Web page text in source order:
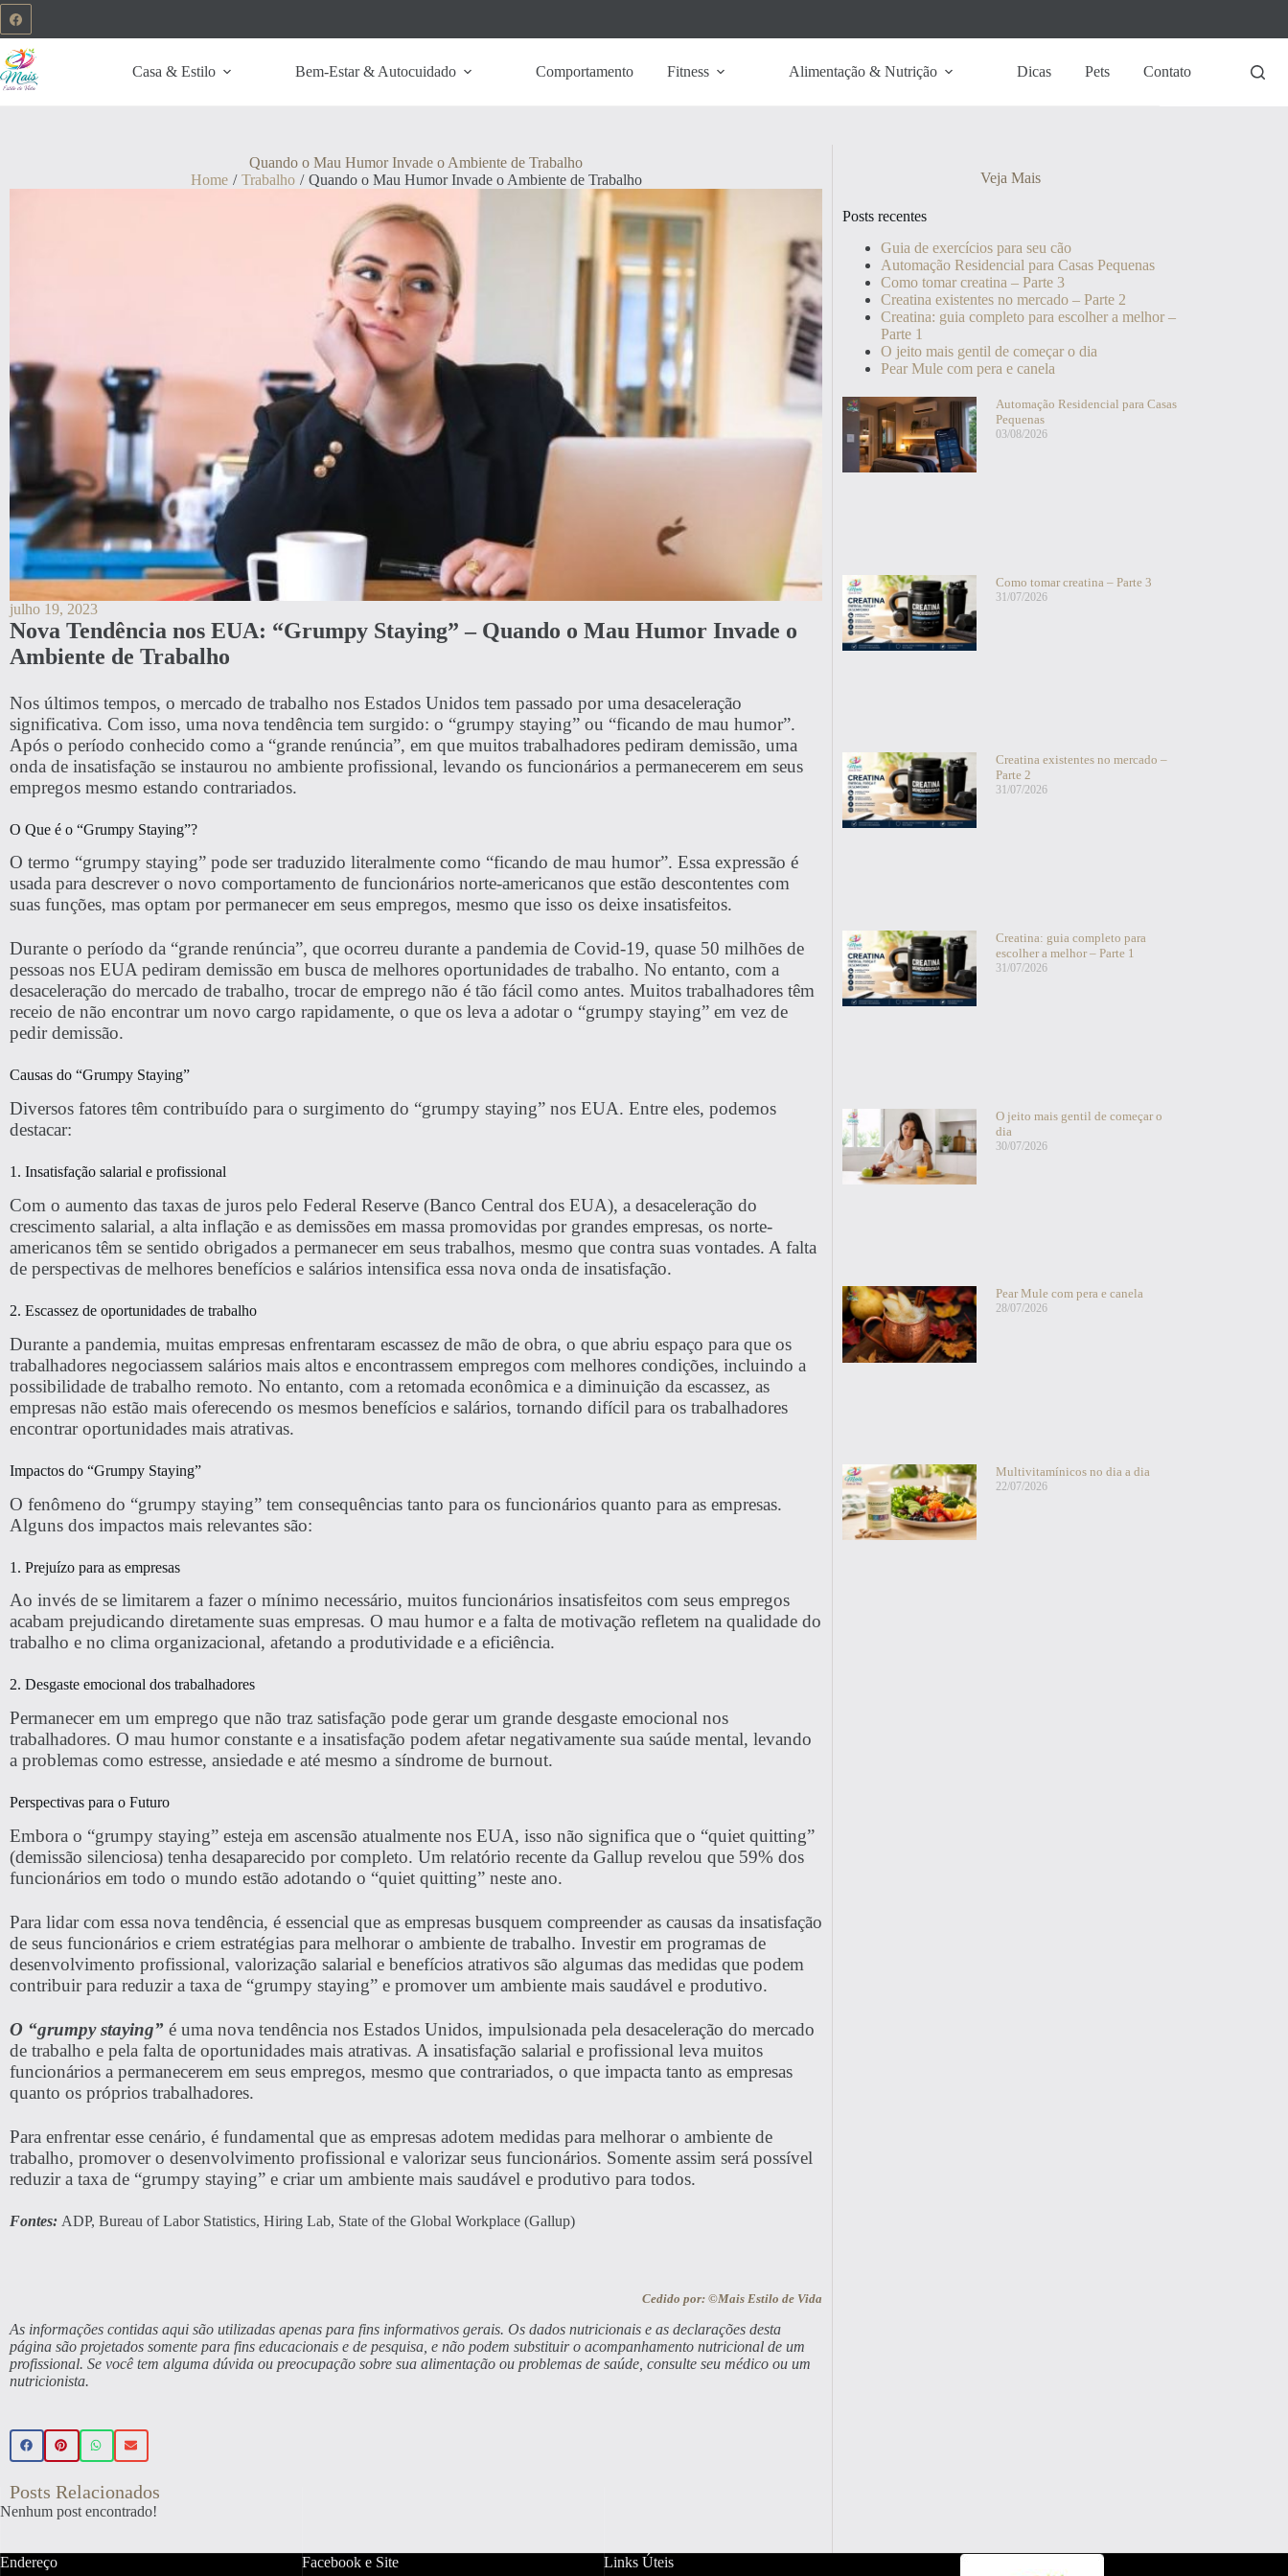
Casa & Estilo Bem-Estar & Autocuidado Comportamento Fitness Alimentação & Nutrição Dicas Pets Contato
Quando o Mau Humor Invade o Ambiente de Trabalho
Home / Trabalho / Quando o Mau Humor Invade o Ambiente de Trabalho
julho 19, 2023
Nova Tendência nos EUA: “Grumpy Staying” – Quando o Mau Humor Invade o
Ambiente de Trabalho
Nos últimos tempos, o mercado de trabalho nos Estados Unidos tem passado por uma desaceleração
significativa. Com isso, uma nova tendência tem surgido: o “grumpy staying” ou “ficando de mau humor”.
Após o período conhecido como a “grande renúncia”, em que muitos trabalhadores pediram demissão, uma
onda de insatisfação se instaurou no ambiente profissional, levando os funcionários a permanecerem em seus
empregos mesmo estando contrariados.
O Que é o “Grumpy Staying”?
O termo “grumpy staying” pode ser traduzido literalmente como “ficando de mau humor”. Essa expressão é
usada para descrever o novo comportamento de funcionários norte-americanos que estão descontentes com
suas funções, mas optam por permanecer em seus empregos, mesmo que isso os deixe insatisfeitos.
Durante o período da “grande renúncia”, que ocorreu durante a pandemia de Covid-19, quase 50 milhões de
pessoas nos EUA pediram demissão em busca de melhores oportunidades de trabalho. No entanto, com a
desaceleração do mercado de trabalho, trocar de emprego não é tão fácil como antes. Muitos trabalhadores têm
receio de não encontrar um novo cargo rapidamente, o que os leva a adotar o “grumpy staying” em vez de
pedir demissão.
Causas do “Grumpy Staying”
Diversos fatores têm contribuído para o surgimento do “grumpy staying” nos EUA. Entre eles, podemos
destacar:
1. Insatisfação salarial e profissional
Com o aumento das taxas de juros pelo Federal Reserve (Banco Central dos EUA), a desaceleração do
crescimento salarial, a alta inflação e as demissões em massa promovidas por grandes empresas, os norte-
americanos têm se sentido obrigados a permanecer em seus trabalhos, mesmo que contra suas vontades. A falta
de perspectivas de melhores benefícios e salários intensifica essa nova onda de insatisfação.
2. Escassez de oportunidades de trabalho
Durante a pandemia, muitas empresas enfrentaram escassez de mão de obra, o que abriu espaço para que os
trabalhadores negociassem salários mais altos e encontrassem empregos com melhores condições, incluindo a
possibilidade de trabalho remoto. No entanto, com a retomada econômica e a diminuição da escassez, as
empresas não estão mais oferecendo os mesmos benefícios e salários, tornando difícil para os trabalhadores
encontrar oportunidades mais atrativas.
Impactos do “Grumpy Staying”
O fenômeno do “grumpy staying” tem consequências tanto para os funcionários quanto para as empresas.
Alguns dos impactos mais relevantes são:
1. Prejuízo para as empresas
Ao invés de se limitarem a fazer o mínimo necessário, muitos funcionários insatisfeitos com seus empregos
acabam prejudicando diretamente suas empresas. O mau humor e a falta de motivação refletem na qualidade do
trabalho e no clima organizacional, afetando a produtividade e a eficiência.
2. Desgaste emocional dos trabalhadores
Permanecer em um emprego que não traz satisfação pode gerar um grande desgaste emocional nos
trabalhadores. O mau humor constante e a insatisfação podem afetar negativamente sua saúde mental, levando
a problemas como estresse, ansiedade e até mesmo a síndrome de burnout.
Perspectivas para o Futuro
Embora o “grumpy staying” esteja em ascensão atualmente nos EUA, isso não significa que o “quiet quitting”
(demissão silenciosa) tenha desaparecido por completo. Um relatório recente da Gallup revelou que 59% dos
funcionários em todo o mundo estão adotando o “quiet quitting” neste ano.
Para lidar com essa nova tendência, é essencial que as empresas busquem compreender as causas da insatisfação
de seus funcionários e criem estratégias para melhorar o ambiente de trabalho. Investir em programas de
desenvolvimento profissional, valorização salarial e benefícios atrativos são algumas das medidas que podem
contribuir para reduzir a taxa de “grumpy staying” e promover um ambiente mais saudável e produtivo.
O “grumpy staying” é uma nova tendência nos Estados Unidos, impulsionada pela desaceleração do mercado
de trabalho e pela falta de oportunidades mais atrativas. A insatisfação salarial e profissional leva muitos
funcionários a permanecerem em seus empregos, mesmo que contrariados, o que impacta tanto as empresas
quanto os próprios trabalhadores.
Para enfrentar esse cenário, é fundamental que as empresas adotem medidas para melhorar o ambiente de
trabalho, promover o desenvolvimento profissional e valorizar seus funcionários. Somente assim será possível
reduzir a taxa de “grumpy staying” e criar um ambiente mais saudável e produtivo para todos.
Fontes: ADP, Bureau of Labor Statistics, Hiring Lab, State of the Global Workplace (Gallup)
Cedido por: ©Mais Estilo de Vida
As informações contidas aqui são utilizadas apenas para fins informativos gerais. Os dados nutricionais e as declarações desta
página são projetados somente para fins educacionais e de pesquisa, e não podem substituir o acompanhamento nutricional de um
profissional. Se você tem alguma dúvida ou preocupação sobre sua alimentação ou problemas de saúde, consulte seu médico ou um
nutricionista.
Posts Relacionados
Nenhum post encontrado!
Veja Mais
Posts recentes
Guia de exercícios para seu cão
Automação Residencial para Casas Pequenas
Como tomar creatina – Parte 3
Creatina existentes no mercado – Parte 2
Creatina: guia completo para escolher a melhor –
Parte 1
O jeito mais gentil de começar o dia
Pear Mule com pera e canela
Automação Residencial para Casas
Pequenas
03/08/2026
Como tomar creatina – Parte 3
31/07/2026
Creatina existentes no mercado –
Parte 2
31/07/2026
Creatina: guia completo para
escolher a melhor – Parte 1
31/07/2026
O jeito mais gentil de começar o
dia
30/07/2026
Pear Mule com pera e canela
28/07/2026
Multivitamínicos no dia a dia
22/07/2026
Endereço Facebook e Site Links Úteis